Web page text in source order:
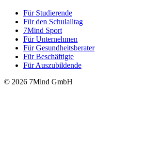
Für Stu­die­rende
Für den Schulalltag
7Mind Sport
Für Unter­neh­men
Für Gesund­heits­be­ra­ter
Für Beschäftigte
Für Auszubildende
© 2026 7Mind GmbH